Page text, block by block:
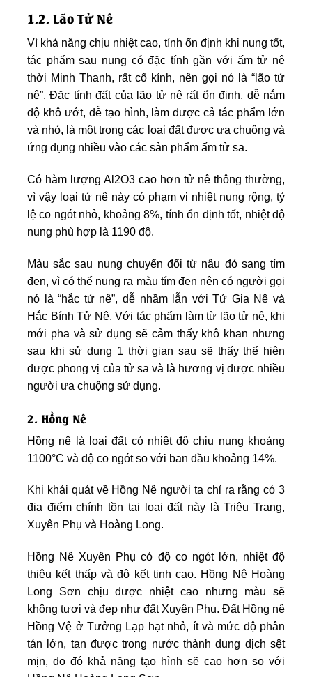
1.2. Lão Tử Nê
Vì khả năng chịu nhiệt cao, tính ổn định khi nung tốt,
tác phẩm sau nung có đặc tính gần với ấm tử nê
thời Minh Thanh, rất cổ kính, nên gọi nó là “lão tử
nê”. Đặc tính đất của lão tử nê rất ổn định, dễ nắm
độ khô ướt, dễ tạo hình, làm được cả tác phẩm lớn
và nhỏ, là một trong các loại đất được ưa chuộng và
ứng dụng nhiều vào các sản phẩm ấm tử sa.
Có hàm lượng Al2O3 cao hơn tử nê thông thường,
vì vậy loại tử nê này có phạm vi nhiệt nung rộng, tỷ
lệ co ngót nhỏ, khoảng 8%, tính ổn định tốt, nhiệt độ
nung phù hợp là 1190 độ.
Màu sắc sau nung chuyển đổi từ nâu đỏ sang tím
đen, vì có thể nung ra màu tím đen nên có người gọi
nó là “hắc tử nê”, dễ nhầm lẫn với Tử Gia Nê và
Hắc Bính Tử Nê. Với tác phẩm làm từ lão tử nê, khi
mới pha và sử dụng sẽ cảm thấy khô khan nhưng
sau khi sử dụng 1 thời gian sau sẽ thấy thể hiện
được phong vị của tử sa và là hương vị được nhiều
người ưa chuộng sử dụng.
2. Hồng Nê
Hồng nê là loại đất có nhiệt độ chịu nung khoảng
1100°C và độ co ngót so với ban đầu khoảng 14%.
Khi khái quát về Hồng Nê người ta chỉ ra rằng có 3
địa điểm chính tồn tại loại đất này là Triệu Trang,
Xuyên Phụ và Hoàng Long.
Hồng Nê Xuyên Phụ có độ co ngót lớn, nhiệt độ
thiêu kết thấp và độ kết tinh cao. Hồng Nê Hoàng
Long Sơn chịu được nhiệt cao nhưng màu sẽ
không tươi và đẹp như đất Xuyên Phụ. Đất Hồng nê
Hồng Vệ ở Tưởng Lạp hạt nhỏ, ít và mức độ phân
tán lớn, tan được trong nước thành dung dịch sệt
mịn, do đó khả năng tạo hình sẽ cao hơn so với